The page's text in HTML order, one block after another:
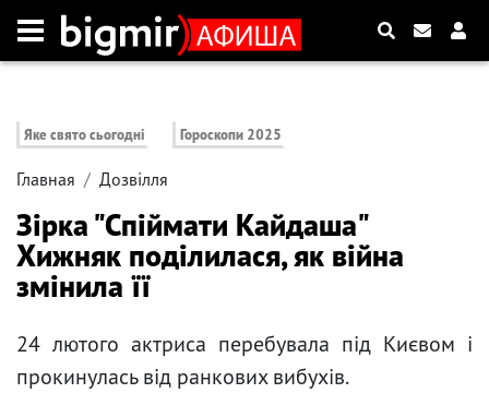
Яке свято сьогодні Гороскопи 2025
Главная Дозвілля
Зірка "Спіймати Кайдаша"
Хижняк поділилася, як війна
змінила її
24 лютого актриса перебувала під Києвом і
прокинулась від ранкових вибухів.